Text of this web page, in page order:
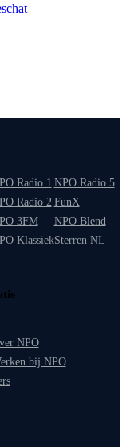
Radio 1
Radio 2
3FM
Klassiek
NPO Radio 5
FunX
NPO Blend
Sterren NL
NPO
bij NPO